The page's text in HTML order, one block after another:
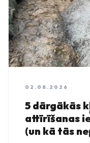
02.08.2026
5 dārgākās
attīrīšanas
(un kā tās